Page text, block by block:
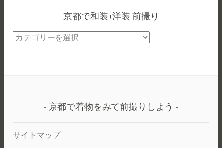
べ
る
で
京都で和装+洋装 前撮り
京
撮
京都で着物をみて前撮りしよう
サイトマップ